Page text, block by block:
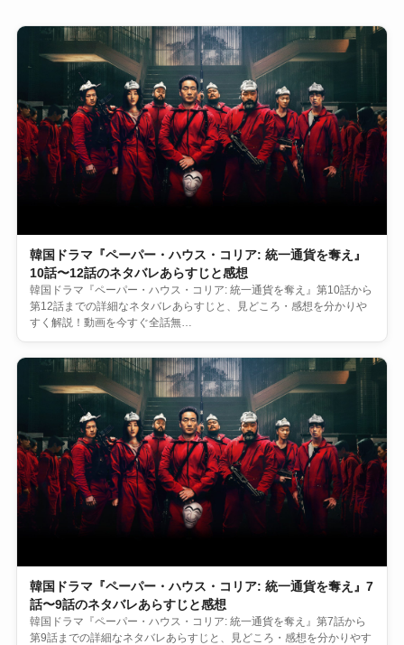
韓国ドラマ『ペーパー・ハウス・コリア: 統一通貨を奪え』
10話〜12話のネタバレあらすじと感想
韓国ドラマ『ペーパー・ハウス・コリア: 統一通貨を奪え』第10話から
第12話までの詳細なネタバレあらすじと、見どころ・感想を分かりや
すく解説！動画を今すぐ全話無…
韓国ドラマ『ペーパー・ハウス・コリア: 統一通貨を奪え』7
話〜9話のネタバレあらすじと感想
韓国ドラマ『ペーパー・ハウス・コリア: 統一通貨を奪え』第7話から
第9話までの詳細なネタバレあらすじと、見どころ・感想を分かりやす